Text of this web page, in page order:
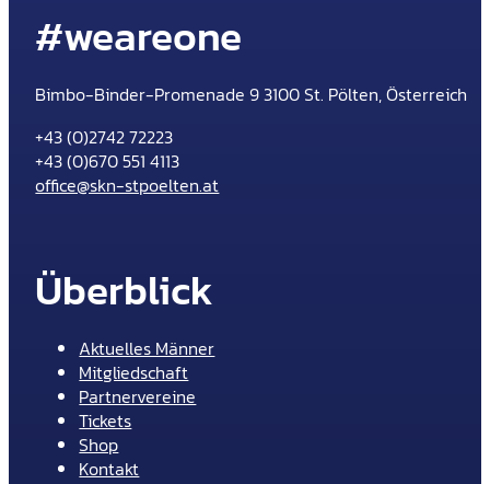
#weareone
Bimbo-Binder-Promenade 9 3100 St. Pölten, Österreich
+43 (0)2742 72223
+43 (0)670 551 4113
office@skn-stpoelten.at
Überblick
Aktuelles Männer
Mitgliedschaft
Partnervereine
Tickets
Shop
Kontakt